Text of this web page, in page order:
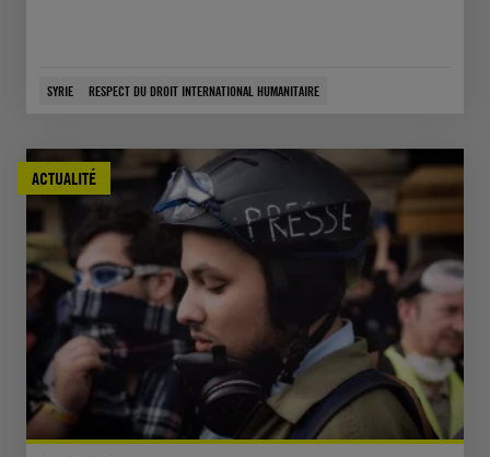
SYRIE RESPECT DU DROIT INTERNATIONAL HUMANITAIRE
ACTUALITÉ